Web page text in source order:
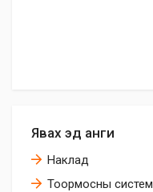
Явах эд анги
Наклад
Тоормосны систем